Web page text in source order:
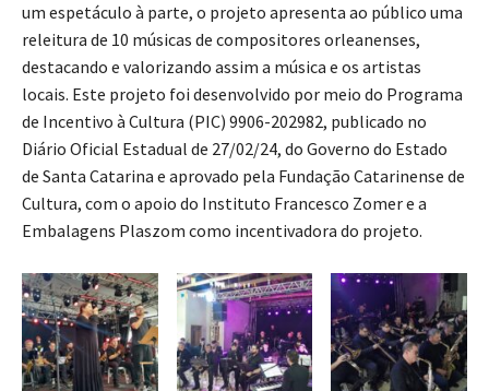
um espetáculo à parte, o projeto apresenta ao público uma
releitura de 10 músicas de compositores orleanenses,
destacando e valorizando assim a música e os artistas
locais. Este projeto foi desenvolvido por meio do Programa
de Incentivo à Cultura (PIC) 9906-202982, publicado no
Diário Oficial Estadual de 27/02/24, do Governo do Estado
de Santa Catarina e aprovado pela Fundação Catarinense de
Cultura, com o apoio do Instituto Francesco Zomer e a
Embalagens Plaszom como incentivadora do projeto.